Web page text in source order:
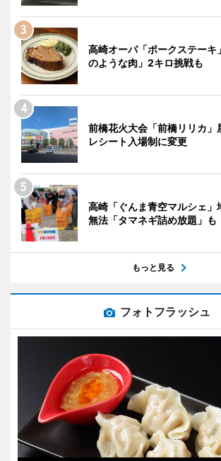
高崎オーパ「ポークステー
のような肉」2キロ挑戦も
前橋花火大会「前橋リリカ
レシート入場制に変更
高崎「ぐんま青空マルシェ
無法「タマネギ詰め放題」も
もっと見る
フォトフラッシュ